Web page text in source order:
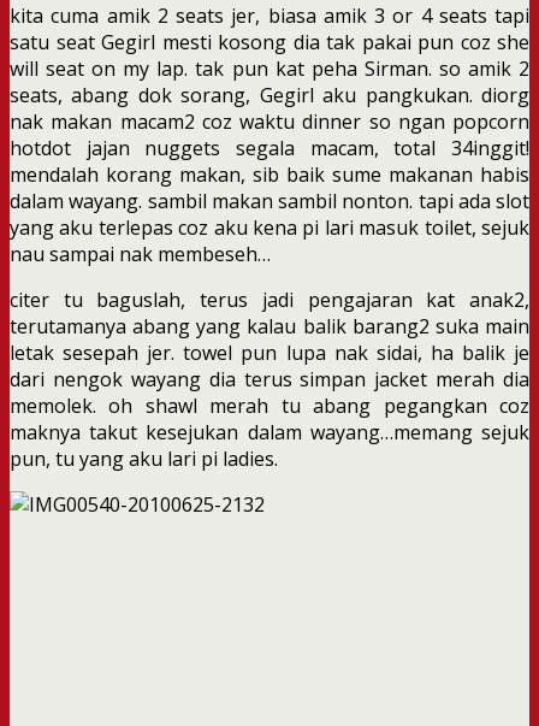
kita cuma amik 2 seats jer, biasa amik 3 or 4 seats tapi
satu seat Gegirl mesti kosong dia tak pakai pun coz she
will seat on my lap. tak pun kat peha Sirman. so amik 2
seats, abang dok sorang, Gegirl aku pangkukan. diorg
nak makan macam2 coz waktu dinner so ngan popcorn
hotdot jajan nuggets segala macam, total 34inggit!
mendalah korang makan, sib baik sume makanan habis
dalam wayang. sambil makan sambil nonton. tapi ada slot
yang aku terlepas coz aku kena pi lari masuk toilet, sejuk
nau sampai nak membeseh…
citer tu baguslah, terus jadi pengajaran kat anak2,
terutamanya abang yang kalau balik barang2 suka main
letak sesepah jer. towel pun lupa nak sidai, ha balik je
dari nengok wayang dia terus simpan jacket merah dia
memolek. oh shawl merah tu abang pegangkan coz
maknya takut kesejukan dalam wayang…memang sejuk
pun, tu yang aku lari pi ladies.